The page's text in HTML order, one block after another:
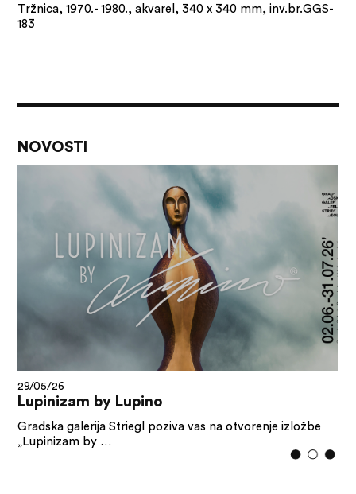
Tržnica, 1970.- 1980., akvarel, 340 x 340 mm, inv.br.GGS-
183
NOVOSTI
29/05/26
Lupinizam by Lupino
Gradska galerija Striegl poziva vas na otvorenje izložbe
„Lupinizam by …